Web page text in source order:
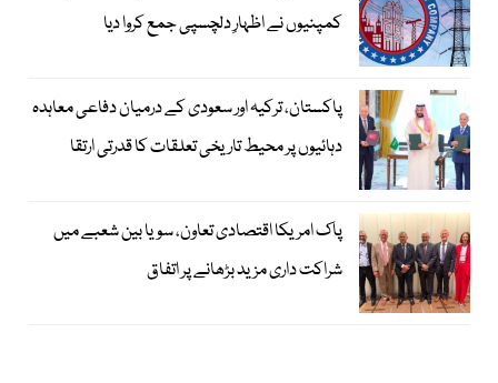
کمپنیوں نے اظہارِ دلچسپی جمع کروا دیا
پاکستان، ترکیہ اور سعودی کے درمیان دفاعی معاہدہ
دہائیوں پر محیط تاریخی تعلقات کا قدرتی ارتقا
پاک امریکا اقتصادی تعاون، سویا بین شعبے میں
شراکت داری مزید بڑھانے پر اتفاق